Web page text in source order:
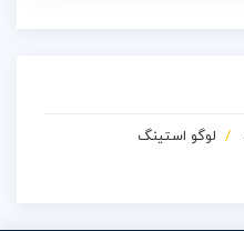
لوگو استینگ